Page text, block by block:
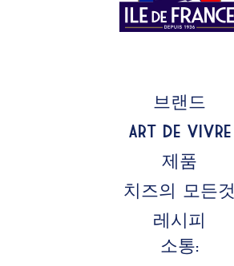
브랜드
Art de Vivre
제품
치즈의 모든것
레시피
소통: